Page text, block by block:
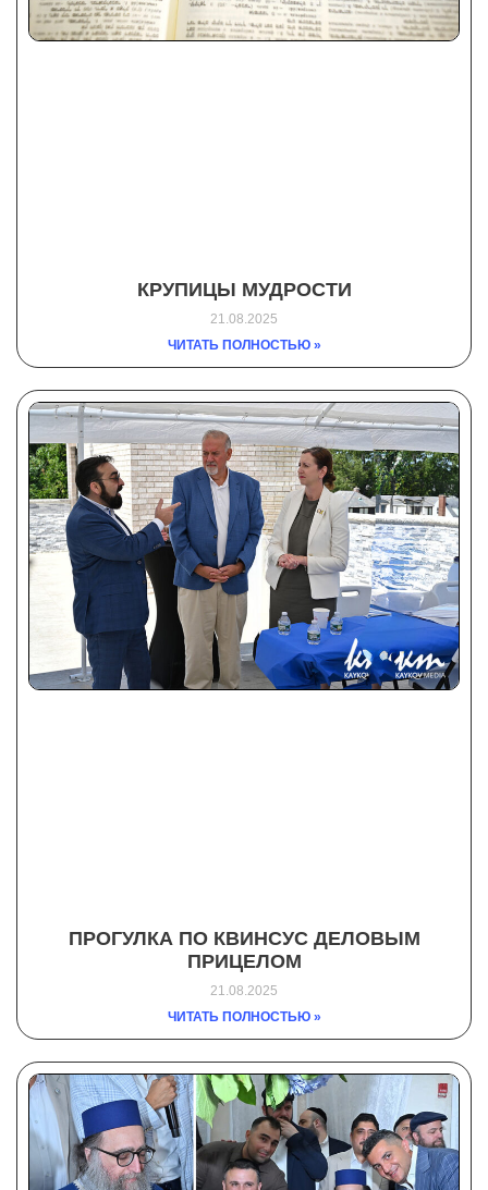
КРУПИЦЫ МУДРОСТИ
21.08.2025
ЧИТАТЬ ПОЛНОСТЬЮ »
ПРОГУЛКА ПО КВИНСУС ДЕЛОВЫМ
ПРИЦЕЛОМ
21.08.2025
ЧИТАТЬ ПОЛНОСТЬЮ »